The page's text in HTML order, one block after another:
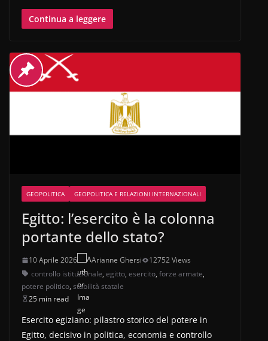
Continua a leggere
GEOPOLITICA GEOPOLITICA E RELAZIONI INTERNAZIONALI
Egitto: l’esercito è la colonna
portante dello stato?
10 Aprile 2026 Arianne Ghersi
12752 Views
controllo istituzionale, egitto, esercito, forze armate,
potere politico, stabilità statale
25 min read
Esercito egiziano: pilastro storico del potere in
Egitto, decisivo in politica, economia e controllo